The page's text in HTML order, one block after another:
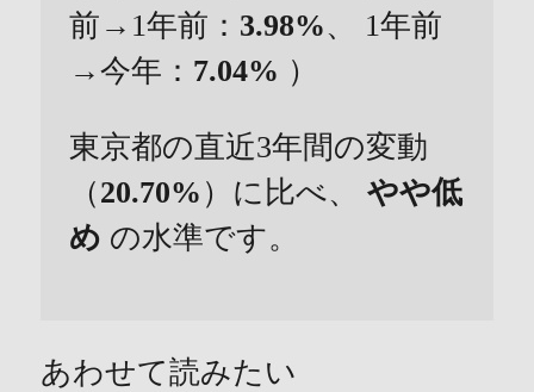
前→1年前： 3.98%、 1年前
→今年： 7.04% ）
東京都の直近3年間の変動
（20.70% ）に比べ、
やや低
め の水準です。
あわせて読みたい